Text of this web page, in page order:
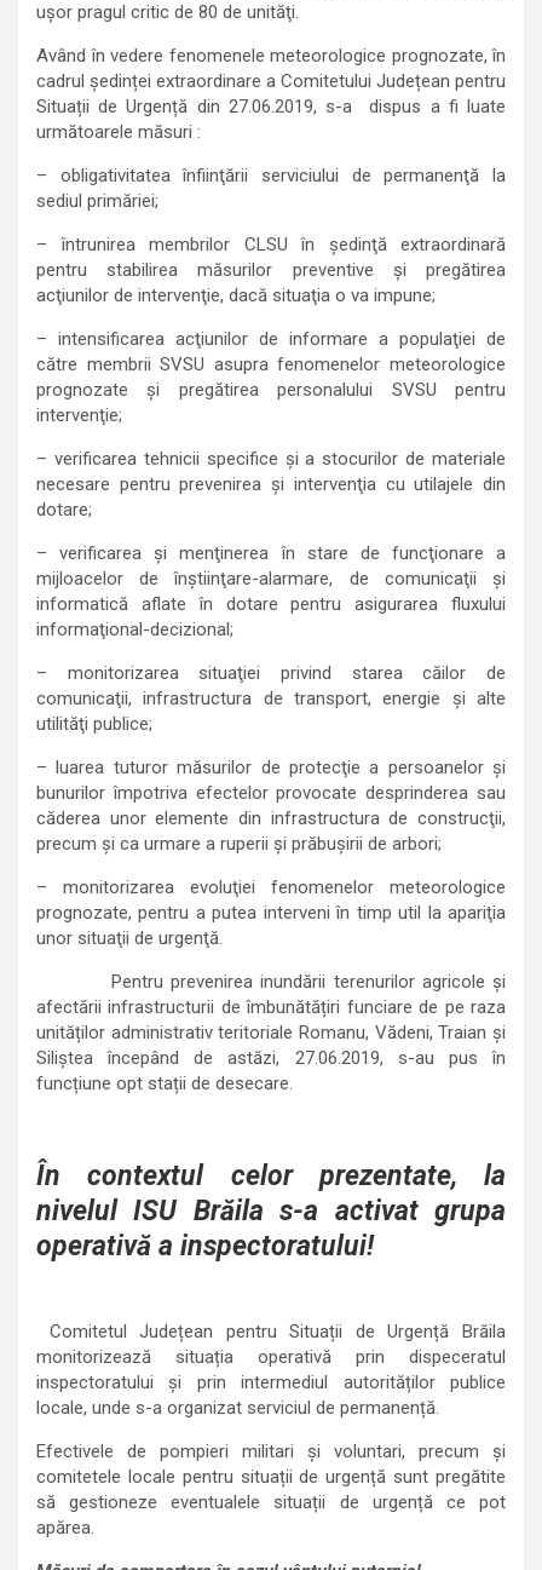
uşor pragul critic de 80 de unităţi.
Având în vedere fenomenele meteorologice prognozate, în
cadrul ședinței extraordinare a Comitetului Județean pentru
Situații de Urgență din 27.06.2019, s-a dispus a fi luate
următoarele măsuri :
– obligativitatea înfiinţării serviciului de permanenţă la
sediul primăriei;
– întrunirea membrilor CLSU în şedinţă extraordinară
pentru stabilirea măsurilor preventive şi pregătirea
acţiunilor de intervenţie, dacă situaţia o va impune;
– intensificarea acţiunilor de informare a populaţiei de
către membrii SVSU asupra fenomenelor meteorologice
prognozate şi pregătirea personalului SVSU pentru
intervenţie;
– verificarea tehnicii specifice şi a stocurilor de materiale
necesare pentru prevenirea şi intervenţia cu utilajele din
dotare;
– verificarea şi menţinerea în stare de funcţionare a
mijloacelor de înştiinţare-alarmare, de comunicaţii şi
informatică aflate în dotare pentru asigurarea fluxului
informaţional-decizional;
– monitorizarea situaţiei privind starea căilor de
comunicaţii, infrastructura de transport, energie şi alte
utilităţi publice;
– luarea tuturor măsurilor de protecţie a persoanelor şi
bunurilor împotriva efectelor provocate desprinderea sau
căderea unor elemente din infrastructura de construcţii,
precum şi ca urmare a ruperii şi prăbuşirii de arbori;
– monitorizarea evoluţiei fenomenelor meteorologice
prognozate, pentru a putea interveni în timp util la apariţia
unor situaţii de urgenţă.
Pentru prevenirea inundării terenurilor agricole și
afectării infrastructurii de îmbunătățiri funciare de pe raza
unităților administrativ teritoriale Romanu, Vădeni, Traian și
Siliștea începând de astăzi, 27.06.2019, s-au pus în
funcțiune opt stații de desecare.
În contextul celor prezentate, la
nivelul ISU Brăila s-a activat grupa
operativă a inspectoratului!
Comitetul Județean pentru Situații de Urgență Brăila
monitorizează situația operativă prin dispeceratul
inspectoratului și prin intermediul autorităților publice
locale, unde s-a organizat serviciul de permanență.
Efectivele de pompieri militari și voluntari, precum și
comitetele locale pentru situații de urgență sunt pregătite
să gestioneze eventualele situații de urgență ce pot
apărea.